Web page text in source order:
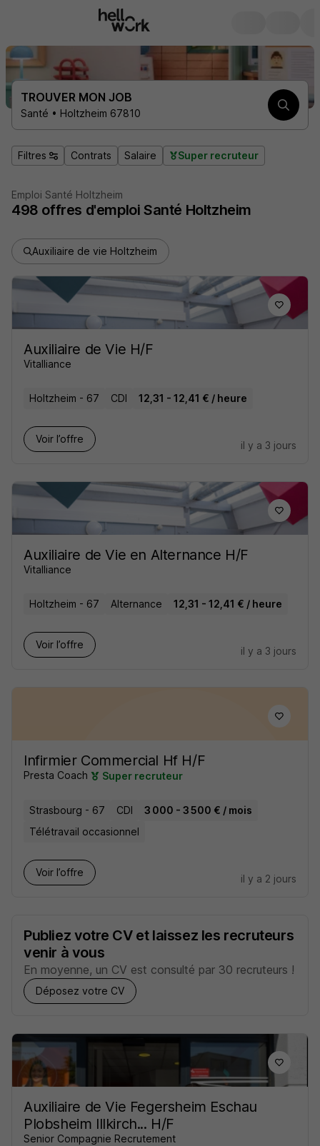
TROUVER MON JOB
Santé • Holtzheim 67810
Filtres Contrats Salaire Super recruteur
Emploi Santé Holtzheim
498 offres d'emploi Santé Holtzheim
Auxiliaire de vie Holtzheim
Auxiliaire de Vie H/F
Vitalliance
Holtzheim - 67 CDI 12,31 - 12,41 € / heure
Voir l’offre
il y a 3 jours
Auxiliaire de Vie en Alternance H/F
Vitalliance
Holtzheim - 67 Alternance 12,31 - 12,41 € / heure
Voir l’offre
il y a 3 jours
Infirmier Commercial Hf H/F
Presta Coach Super recruteur
Strasbourg - 67 CDI
3 000 - 3 500 € / mois
Télétravail occasionnel
Voir l’offre
il y a 2 jours
Publiez votre CV et laissez les recruteurs
venir à vous
En moyenne, un CV est consulté par 30 recruteurs !
Déposez votre CV
Auxiliaire de Vie Fegersheim Eschau
Plobsheim Illkirch... H/F
Senior Compagnie Recrutement